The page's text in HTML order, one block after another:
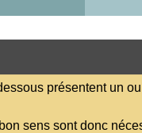
présentent un
sens sont donc